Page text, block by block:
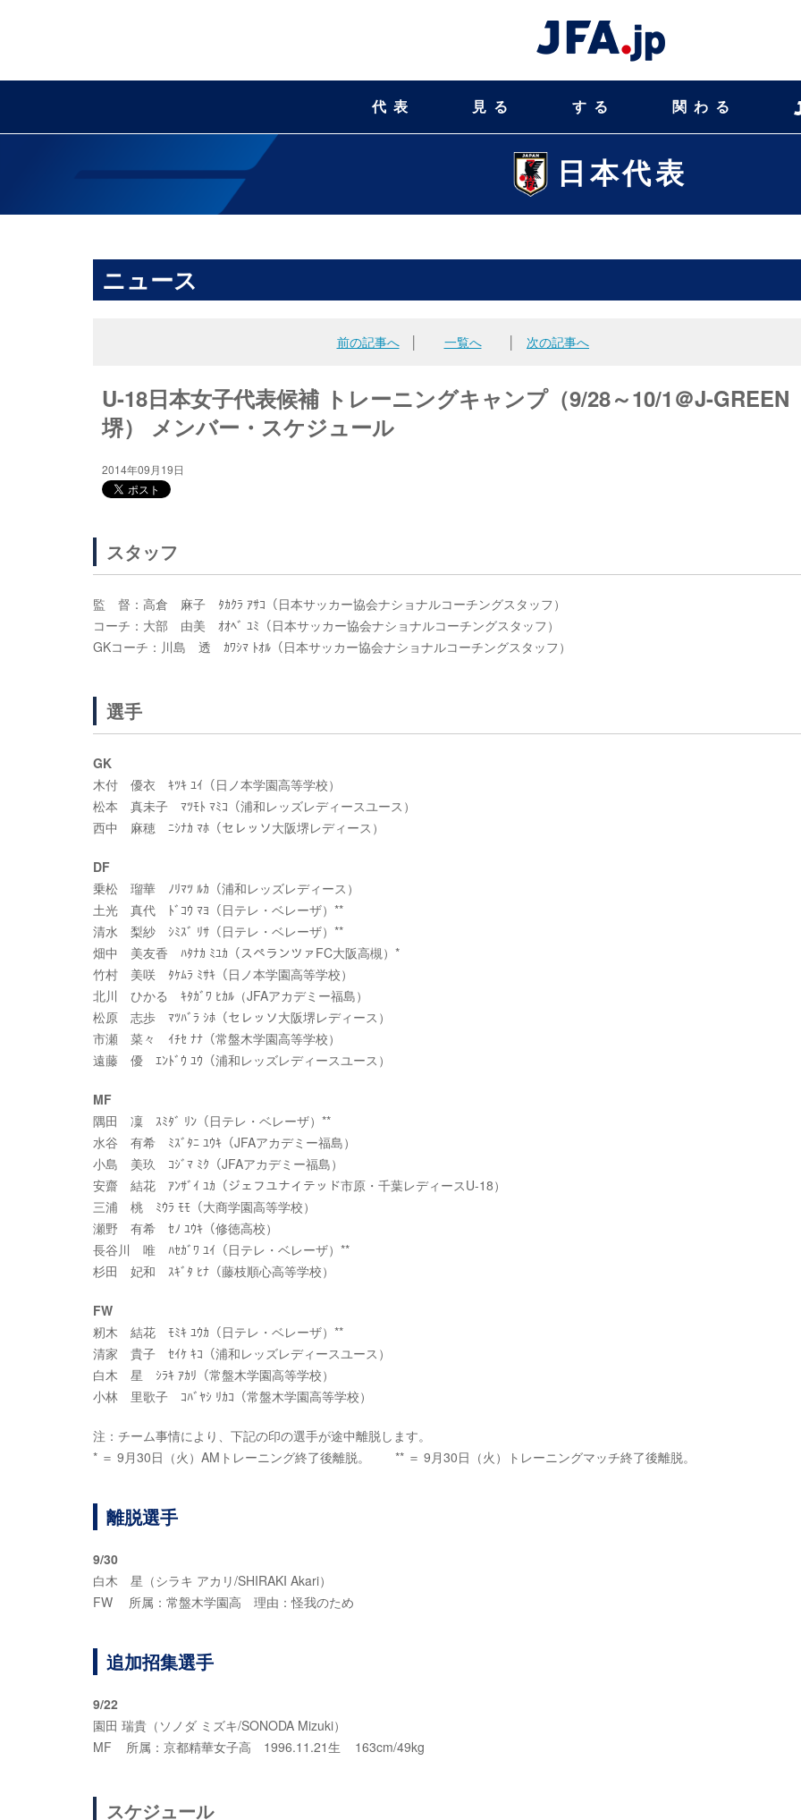
代表 見る する 関わる
日本代表
ニュース
前の記事へ│ 一覧へ 次の記事へ
U-18日本女子代表候補 トレーニングキャンプ（9/28～10/1＠J-GREEN
堺） メンバー・スケジュール
2014年09月19日
スタッフ
監 督：高倉 麻子 ﾀｶｸﾗ ｱｻｺ（日本サッカー協会ナショナルコーチングスタッフ）
コーチ：大部 由美 ｵｵﾍﾞ ﾕﾐ（日本サッカー協会ナショナルコーチングスタッフ）
GKコーチ：川島 透 ｶﾜｼﾏ ﾄｵﾙ（日本サッカー協会ナショナルコーチングスタッフ）
選手
GK
木付 優衣 ｷﾂｷ ﾕｲ（日ノ本学園高等学校）
松本 真未子 ﾏﾂﾓﾄ ﾏﾐｺ（浦和レッズレディースユース）
西中 麻穂 ﾆｼﾅｶ ﾏﾎ（セレッソ大阪堺レディース）
DF
乗松 瑠華 ﾉﾘﾏﾂ ﾙｶ（浦和レッズレディース）
土光 真代 ﾄﾞｺｳ ﾏﾖ（日テレ・ベレーザ）**
清水 梨紗 ｼﾐｽﾞ ﾘｻ（日テレ・ベレーザ）**
畑中 美友香 ﾊﾀﾅｶ ﾐﾕｶ（スペランツァFC大阪高槻）*
竹村 美咲 ﾀｹﾑﾗ ﾐｻｷ（日ノ本学園高等学校）
北川 ひかる ｷﾀｶﾞﾜ ﾋｶﾙ（JFAアカデミー福島）
松原 志歩 ﾏﾂﾊﾞﾗ ｼﾎ（セレッソ大阪堺レディース）
市瀬 菜々 ｲﾁｾ ﾅﾅ（常盤木学園高等学校）
遠藤 優 ｴﾝﾄﾞｳ ﾕｳ（浦和レッズレディースユース）
MF
隅田 凜 ｽﾐﾀﾞ ﾘﾝ（日テレ・ベレーザ）**
水谷 有希 ﾐｽﾞﾀﾆ ﾕｳｷ（JFAアカデミー福島）
小島 美玖 ｺｼﾞﾏ ﾐｸ（JFAアカデミー福島）
安齋 結花 ｱﾝｻﾞｲ ﾕｶ（ジェフユナイテッド市原・千葉レディースU-18）
三浦 桃 ﾐｳﾗ ﾓﾓ（大商学園高等学校）
瀬野 有希 ｾﾉ ﾕｳｷ（修徳高校）
長谷川 唯 ﾊｾｶﾞﾜ ﾕｲ（日テレ・ベレーザ）**
杉田 妃和 ｽｷﾞﾀ ﾋﾅ（藤枝順心高等学校）
FW
籾木 結花 ﾓﾐｷ ﾕｳｶ（日テレ・ベレーザ）**
清家 貴子 ｾｲｹ ｷｺ（浦和レッズレディースユース）
白木 星 ｼﾗｷ ｱｶﾘ（常盤木学園高等学校）
小林 里歌子 ｺﾊﾞﾔｼ ﾘｶｺ（常盤木学園高等学校）
注：チーム事情により、下記の印の選手が途中離脱します。
* ＝ 9月30日（火）AMトレーニング終了後離脱。 ** ＝ 9月30日（火）トレーニングマッチ終了後離脱。
離脱選手
9/30
白木 星（シラキ アカリ/SHIRAKI Akari）
FW 所属：常盤木学園高 理由：怪我のため
追加招集選手
9/22
園田 瑞貴（ソノダ ミズキ/SONODA Mizuki）
MF 所属：京都精華女子高 1996.11.21生 163cm/49kg
スケジュール